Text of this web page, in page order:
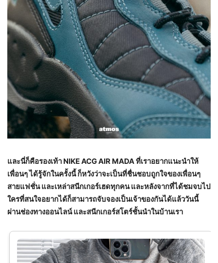
และนี่ก็คือรองเท้า NIKE ACG AIR MADAที่เราอยากแนะนำให้
เพื่อนๆ ได้รู้จักในครั้งนี้ ก็หวังว่าจะเป็นที่ชื่นชอบถูกใจของเพื่อนๆ
สายแฟชั่น และเหล่าสนีกเกอร์เฮดทุกคน และหลังจากที่ได้ชมจบไป
ใครที่สนใจอยากได้ก็สามารถจับจองเป็นเจ้าของกันได้แล้ววันนี้
ผ่านช่องทางออนไลน์ และสนีกเกอร์สโตร์ชั้นนำในบ้านเรา
[พร้อมส่ง]